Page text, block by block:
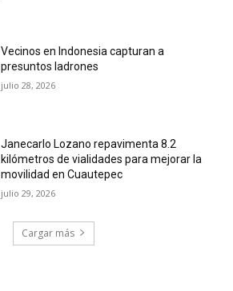
Vecinos en Indonesia capturan a
presuntos ladrones
julio 28, 2026
Janecarlo Lozano repavimenta 8.2
kilómetros de vialidades para mejorar la
movilidad en Cuautepec
julio 29, 2026
Cargar más